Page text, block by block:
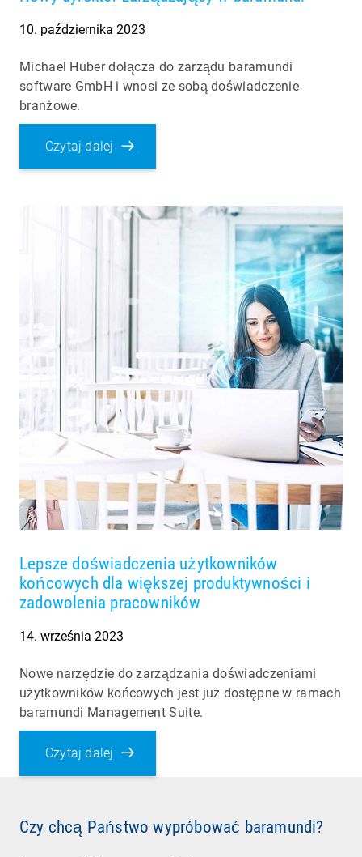
10. października 2023
Michael Huber dołącza do zarządu baramundi
software GmbH i wnosi ze sobą doświadczenie
branżowe.
Czytaj dalej
Lepsze doświadczenia użytkowników
końcowych dla większej produktywności i
zadowolenia pracowników
14. września 2023
Nowe narzędzie do zarządzania doświadczeniami
użytkowników końcowych jest już dostępne w ramach
baramundi Management Suite.
Czytaj dalej
Czy chcą Państwo wypróbować baramundi?